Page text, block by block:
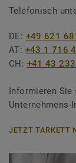
Telefonisch
DE: +49 621
AT: +43 1 716
CH: +41 43
Informieren Sie
JETZT TARKETT